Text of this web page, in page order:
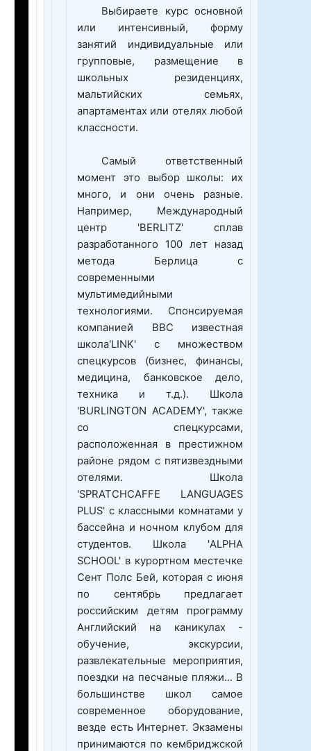
Выбираете курс основной
или интенсивный, форму
занятий индивидуальные или
групповые, размещение в
школьных резиденциях,
мальтийских семьях,
апартаментах или отелях любой
классности.
Самый ответственный
момент это выбор школы: их
много, и они очень разные.
Например, Международный
центр 'BERLITZ' сплав
разработанного 100 лет назад
метода Берлица с
современными
мультимедийными
технологиями. Спонсируемая
компанией BBC известная
школа'LINK' с множеством
спецкурсов (бизнес, финансы,
медицина, банковское дело,
техника и т.д.). Школа
'BURLINGTON ACADEMY', также
со спецкурсами,
расположенная в престижном
районе рядом с пятизвездными
отелями. Школа
'SPRATCHCAFFE LANGUAGES
PLUS' с классными комнатами у
бассейна и ночном клубом для
студентов. Школа 'ALPHA
SCHOOL' в курортном местечке
Сент Полс Бей, которая с июня
по сентябрь предлагает
российским детям программу
Английский на каникулах -
обучение, экскурсии,
развлекательные мероприятия,
поездки на песчаные пляжи... В
большинстве школ самое
современное оборудование,
везде есть Интернет. Экзамены
принимаются по кембриджской